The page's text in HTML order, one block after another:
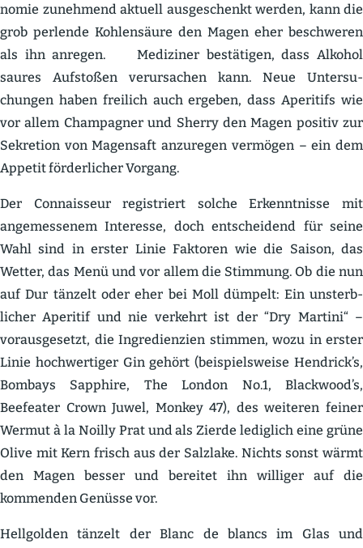
nomie zunehmend aktuell ausge­schenkt werden, kann die
grob perlende Kohlen­säure den Magen eher beschweren
als ihn anregen. Mediziner bestä­tigen, dass Alkohol
saures Aufstoßen verur­sachen kann. Neue Unter­su­
chungen haben freilich auch ergeben, dass Aperitifs wie
vor allem Champagner und Sherry den Magen positiv zur
Sekretion von Magensaft anzuregen vermögen – ein dem
Appetit förder­licher Vorgang.
Der Connaisseur regis­triert solche Erkennt­nisse mit
angemes­senem Interesse, doch entscheidend für seine
Wahl sind in erster Linie Faktoren wie die Saison, das
Wetter, das Menü und vor allem die Stimmung. Ob die nun
auf Dur tänzelt oder eher bei Moll dümpelt: Ein unsterb­
licher Aperitif und nie verkehrt ist der “Dry Martini“ –
voraus­ge­setzt, die Ingre­di­enzien stimmen, wozu in erster
Linie hochwer­tiger Gin gehört (beispiels­weise Hendrick’s,
Bombays Sapphire, The London No.1, Blackwood’s,
Beefeater Crown Juwel, Monkey 47), des weiteren feiner
Wermut à la Noilly Prat und als Zierde lediglich eine grüne
Olive mit Kern frisch aus der Salzlake. Nichts sonst wärmt
den Magen besser und bereitet ihn williger auf die
kommenden Genüsse vor.
Hellgolden tänzelt der Blanc de blancs im Glas und